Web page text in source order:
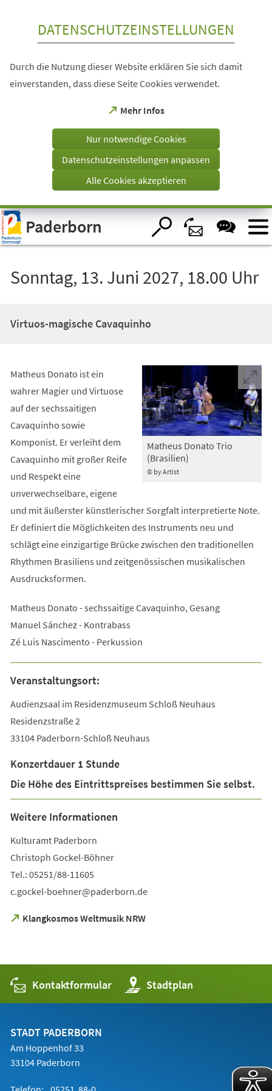
Visuelle
Assistenzsoftware
öffnen.
DATENSCHUTZEINSTELLUNGEN
Durch die Nutzung dieser Website erklären Sie sich damit
einverstanden, dass diese Seite Cookies verwendet.
Mehr Infos
(Öffnet
einem
Tab)
Nur notwendige Cookies
Datenschutzeinstellungen anpassen
Alle Cookies akzeptieren
Paderborn
Sonntag, 13. Juni 2027, 18.00 Uhr
Virtuos-magische Cavaquinho
© by Artist
Matheus Donato Trio
(Brasilien)
Matheus Donato ist ein
wahrer Magier und Virtuose
auf der sechssaitigen
Cavaquinho sowie
Komponist. Er verleiht dem
Cavaquinho mit großer Reife
und Respekt eine
unverwechselbare, eigene
und mit äußerster künstlerischer Sorgfalt interpretierte Note.
Er definiert die Möglichkeiten des Instruments neu und
schlägt eine einzigartige Brücke zwischen den traditionellen
Rhythmen Brasiliens und zeitgenössischen musikalischen
Ausdrucksformen.
Matheus Donato - sechssaitige Cavaquinho, Gesang
Manuel Sánchez - Kontrabass
Zé Luis Nascimento - Perkussion
Veranstaltungsort:
Audienzsaal im Residenzmuseum Schloß Neuhaus
Residenzstraße 2
33104 Paderborn-Schloß Neuhaus
Konzertdauer 1 Stunde
Die Höhe des Eintrittspreises bestimmen Sie selbst.
Weitere Informationen
Kulturamt Paderborn
Christoph Gockel-Böhner
Tel.: 05251/88-11605
c.gockel-boehner
paderborn de
Klangkosmos Weltmusik NRW
(Öffnet
Tab)
Kontaktformular Stadtplan
(Öffnet
in
einem
STADT PADERBORN
Am Hoppenhof 33
33104 Paderborn